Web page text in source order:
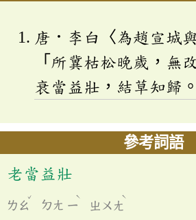
唐．李白〈為趙宣城
「所冀枯松晚歲，
衰當益壯，結草知歸。
參考詞語
老當益壯
ㄌㄠ
ˇ
ㄉㄤ ㄧ
ˋ
ㄓㄨㄤ
ˋ